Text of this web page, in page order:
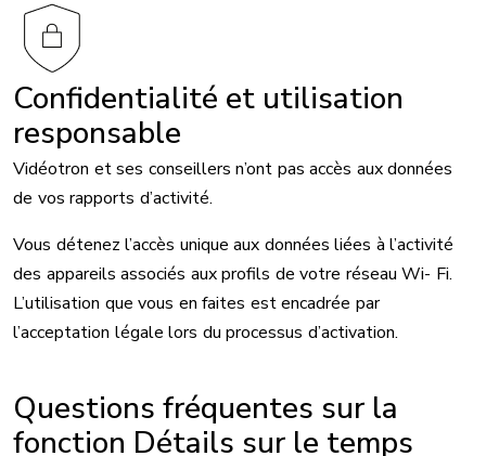
Confidentialité et utilisation
responsable
Vidéotron et ses conseillers n’ont pas accès aux données
de vos rapports d’activité.
Vous détenez l’accès unique aux données liées à l’activité
des appareils associés aux profils de votre réseau Wi- Fi.
L’utilisation que vous en faites est encadrée par
l’acceptation légale lors du processus d’activation.
Questions fréquentes sur la
fonction Détails sur le temps